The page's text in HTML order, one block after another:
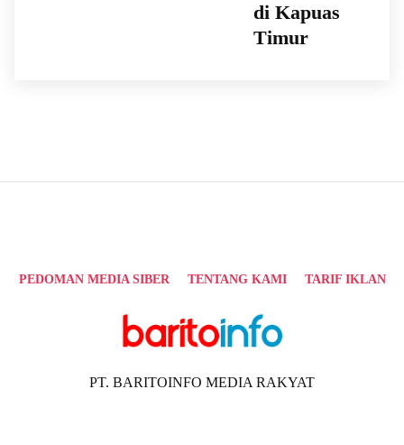
di Kapuas
Timur
PEDOMAN MEDIA SIBER TENTANG KAMI TARIF IKLAN
PT. BARITOINFO MEDIA RAKYAT